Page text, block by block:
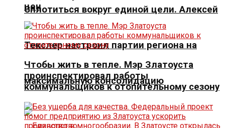
Сплотиться вокруг единой цели. Алексей
Текслер настроил партии региона на
максимальную консолидацию
цен
Чтобы жить в тепле. Мэр Златоуста
проинспектировал работы
коммунальщиков к отопительному сезону